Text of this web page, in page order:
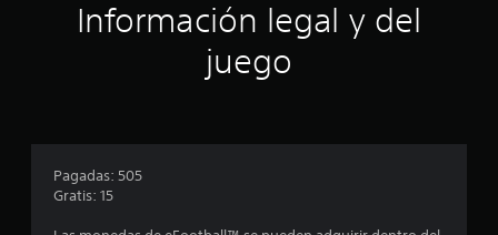
r
l
Información legal y del
juego
Pagadas: 505
Gratis: 15